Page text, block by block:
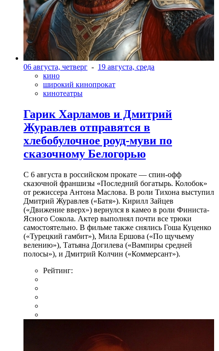
06 августа, четверг - 19 августа, среда
кино
широкий кинопрокат
кинотеатры
Гарик Харламов и Дмитрий
Журавлев отправятся в
хлебобулочное роуд-муви по
сказочному Белогорью
С 6 августа в российском прокате — спин-офф
сказочной франшизы «Последний богатырь. Колобок»
от режиссера Антона Маслова. В роли Тихона выступил
Дмитрий Журавлев («Батя»). Кирилл Зайцев
(«Движение вверх») вернулся в камео в роли Финиста-
Ясного Сокола. Актер выполнял почти все трюки
самостоятельно. В фильме также снялись Гоша Куценко
(«Турецкий гамбит»), Мила Ершова («По щучьему
велению»), Татьяна Догилева («Вампиры средней
полосы»), и Дмитрий Колчин («Коммерсант»).
Рейтинг: